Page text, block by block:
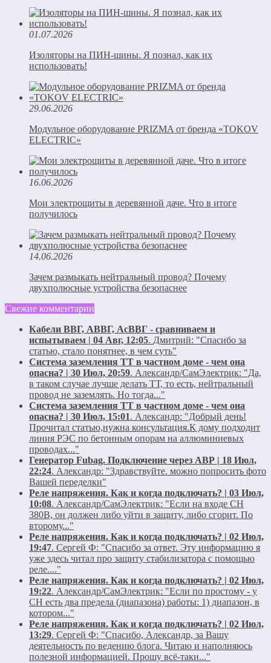
01.07.2026
Изоляторы на ПИН-шины. Я познал, как их
использовать!
29.06.2026
Модульное оборудование PRIZMA от бренда «TOKOV
ELECTRIC»
16.06.2026
Мои электрощиты в деревянной даче. Что в итоге
получилось
14.06.2026
Зачем размыкать нейтральный провод? Почему
двухполюсные устройства безопаснее
Свежие комментарии
Кабели ВВГ, АВВГ, АсВВГ - сравниваем и
испытываем | 04 Авг, 12:05. Дмитрий: "Спасибо за
статью, стало понятнее, в чем суть"
Система заземления ТТ в частном доме - чем она
опасна? | 30 Июл, 20:59. Александр/СамЭлектрик: "Да,
в таком случае лучше делать ТТ, то есть, нейтральный
провод не заземлять. Но тогда..."
Система заземления ТТ в частном доме - чем она
опасна? | 30 Июл, 15:01. Александр: "Добрый день!
Прочитал статью,нужна консультация.К дому подходит
линия РЭС по бетонным опорам на аллюминиевых
проводах..."
Генератор Fubag. Подключение через АВР | 18 Июл,
22:24. Александр: "Здравствуйте. можно попросить фото
Вашей переделки"
Реле напряжения. Как и когда подключать? | 03 Июл,
10:08. Александр/СамЭлектрик: "Если на входе СН
380В, он должен либо уйти в защиту, либо сгорит. По
второму..."
Реле напряжения. Как и когда подключать? | 02 Июл,
19:47. Сергей Ф: "Спасибо за ответ. Эту информацию я
уже здесь читал про защиту стабилизатора с помощью
реле...."
Реле напряжения. Как и когда подключать? | 02 Июл,
19:22. Александр/СамЭлектрик: "Если по простому - у
СН есть два предела (диапазона) работы: 1) диапазон, в
котором..."
Реле напряжения. Как и когда подключать? | 02 Июл,
13:29. Сергей Ф: "Спасибо, Александр, за Вашу
деятельность по ведению блога. Читаю и наполняюсь
полезной информацией. Прошу всё-таки..."